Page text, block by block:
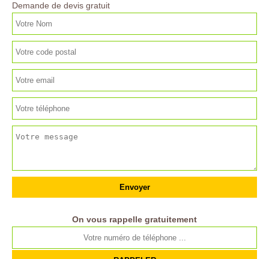
Demande de devis gratuit
On vous rappelle gratuitement